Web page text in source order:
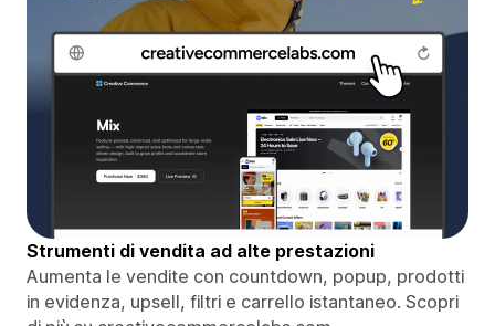
Strumenti di vendita ad alte prestazioni
Aumenta le vendite con countdown, popup, prodotti
in evidenza, upsell, filtri e carrello istantaneo. Scopri